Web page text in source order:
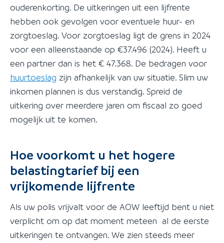
ouderenkorting. De uitkeringen uit een lijfrente
hebben ook gevolgen voor eventuele huur- en
zorgtoeslag. Voor zorgtoeslag ligt de grens in 2024
voor een alleenstaande op €37.496 (2024). Heeft u
een partner dan is het € 47.368. De bedragen voor
huurtoeslag zijn afhankelijk van uw situatie. Slim uw
inkomen plannen is dus verstandig. Spreid de
uitkering over meerdere jaren om fiscaal zo goed
mogelijk uit te komen.
Hoe voorkomt u het hogere
belastingtarief bij een
vrijkomende lijfrente
Als uw polis vrijvalt voor de AOW leeftijd bent u niet
verplicht om op dat moment meteen al de eerste
uitkeringen te ontvangen. We zien steeds meer